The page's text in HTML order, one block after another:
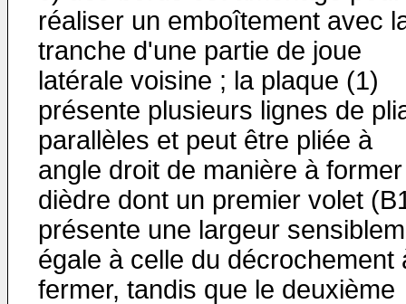
réaliser un emboîtement avec
tranche d'une partie de joue
latérale voisine ; la plaque (1)
présente plusieurs lignes de
parallèles et peut être pliée à
angle droit de manière à
dièdre dont un premier volet
présente une largeur
égale à celle du décrochement
fermer, tandis que le deuxième